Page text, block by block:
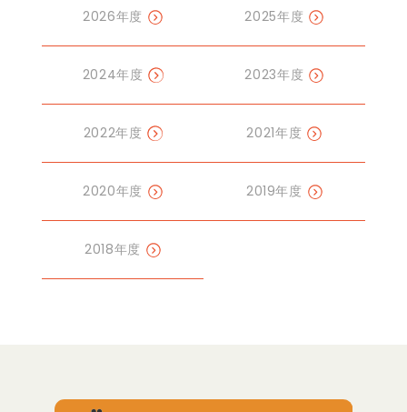
2026年度 2025年度
2024年度 2023年度
2022年度 2021年度
2020年度 2019年度
2018年度